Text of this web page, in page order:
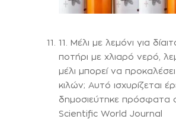
11. Μέλι με λεμόνι για
ποτήρι με χλιαρό νερό,
μέλι μπορεί να
κιλών; Αυτό ισχυρίζεται
δημοσιεύτηκε πρόσφατα
Scientific World Journal